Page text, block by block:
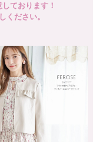
ております！
ください。